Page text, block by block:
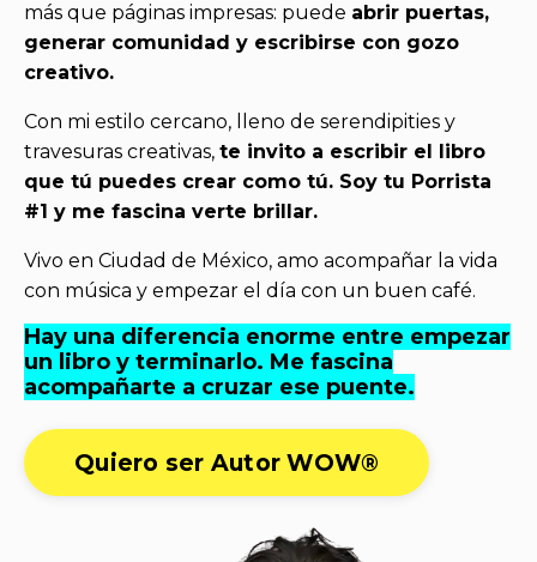
más que páginas impresas: puede abrir puertas,
generar comunidad y escribirse con gozo
creativo.
Con mi estilo cercano, lleno de serendipities y
travesuras creativas, te invito a escribir el libro
que tú puedes crear como tú. Soy tu Porrista
#1 y me fascina verte brillar.
Vivo en Ciudad de México, amo acompañar la vida
con música y empezar el día con un buen café.
Hay una diferencia enorme entre empezar
un libro y terminarlo. Me fascina
acompañarte a cruzar ese puente.
Quiero ser Autor WOW®